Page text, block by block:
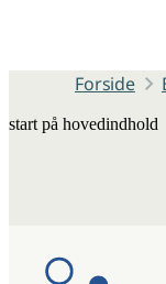
Forside
start på hovedindhold